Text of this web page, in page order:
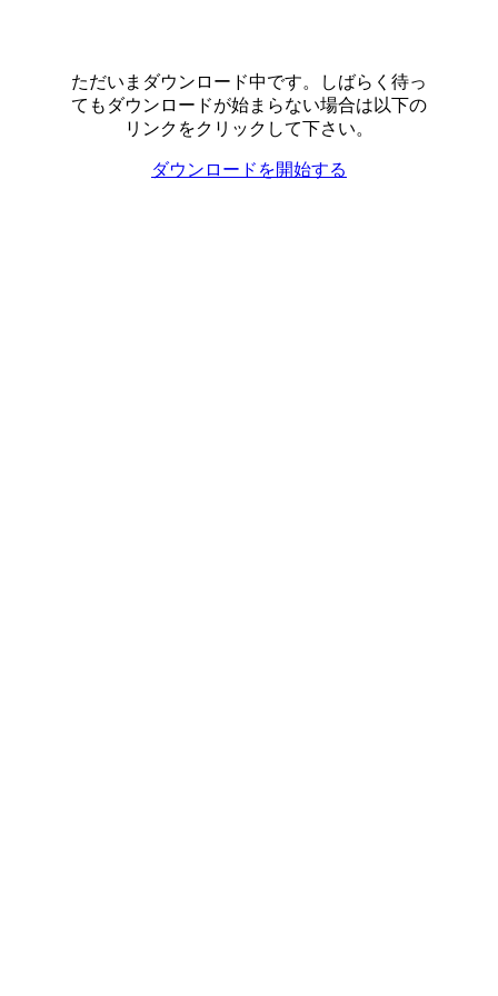
ただいまダウンロード中です。しばらく待っ
てもダウンロードが始まらない場合は以下の
リンクをクリックして下さい。
ダウンロードを開始する